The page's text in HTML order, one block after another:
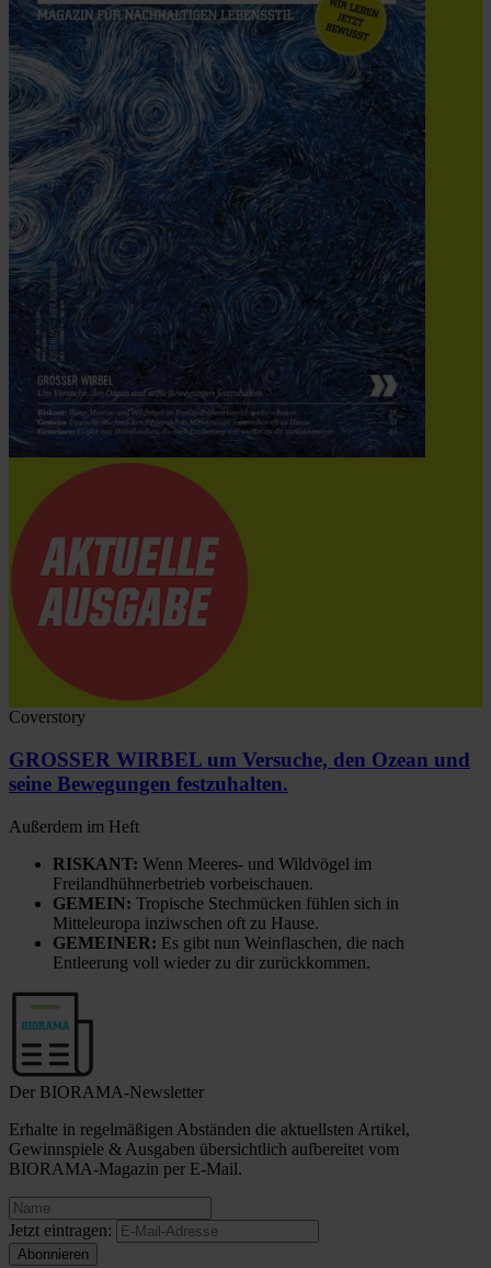
Coverstory
GROSSER WIRBEL um Versuche, den Ozean und
seine Bewegungen festzuhalten.
Außerdem im Heft
RISKANT: Wenn Meeres- und Wildvögel im
Freilandhühnerbetrieb vorbeischauen.
GEMEIN: Tropische Stechmücken fühlen sich in
Mitteleuropa inziwschen oft zu Hause.
GEMEINER: Es gibt nun Weinflaschen, die nach
Entleerung voll wieder zu dir zurückkommen.
Der BIORAMA-Newsletter
Erhalte in regelmäßigen Abständen die aktuellsten Artikel,
Gewinnspiele & Ausgaben übersichtlich aufbereitet vom
BIORAMA-Magazin per E-Mail.
Jetzt eintragen: